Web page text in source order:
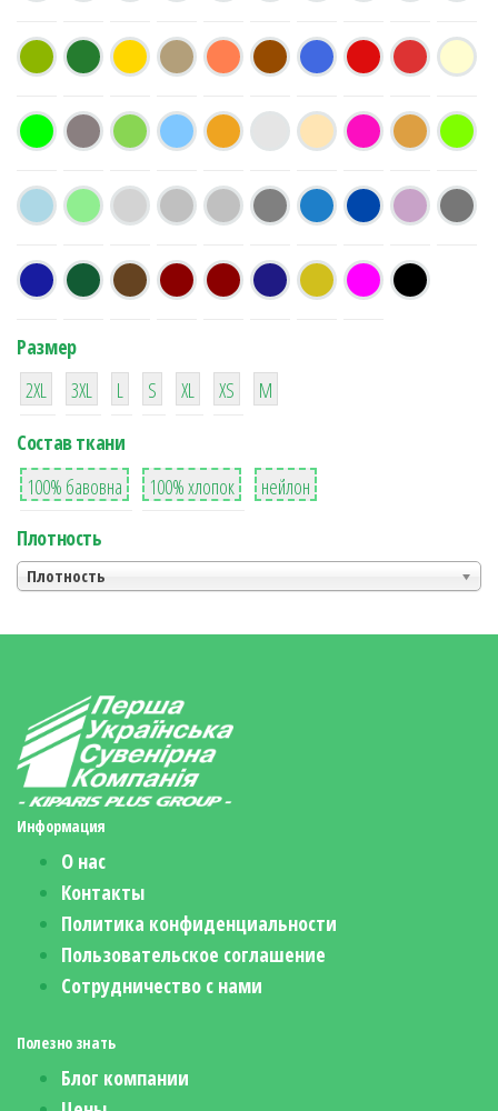
Размер
38
2XL
16
3XL
42
L
42
S
42
XL XS
М
Состав ткани
8
100% бавовна
36
100% хлопок
2
нейлон
Плотность
Плотность
Информация
О нас
Контакты
Политика конфиденциальности
Пользовательское соглашение
Сотрудничество с нами
Полезно знать
Блог компании